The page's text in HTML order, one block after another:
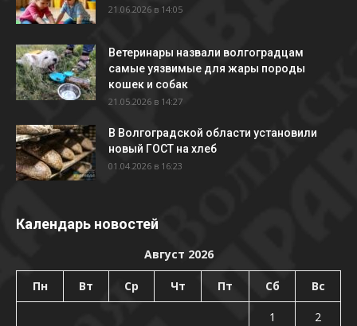
21.06.2026 в 14:05
Ветеринары назвали волгоградцам
самые уязвимые для жары породы
кошек и собак
21.05.2026 в 14:27
В Волгоградской области установили
новый ГОСТ на хлеб
01.04.2026 в 16:23
Календарь новостей
Август 2026
Пн Вт Ср Чт Пт Сб Вс
1
2